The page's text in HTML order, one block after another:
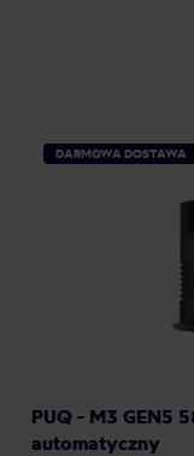
DARMOWA DOSTAWA
PUQ - M3 GEN5
automatyczny